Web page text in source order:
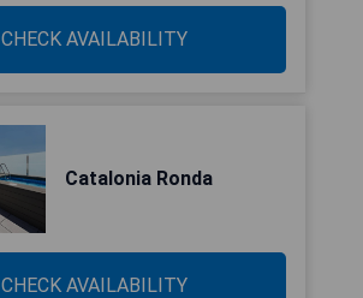
CHECK AVAILABILITY
Catalonia Ronda
CHECK AVAILABILITY